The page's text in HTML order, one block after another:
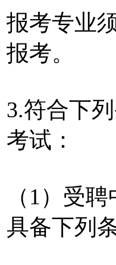
报考专业
报考。
3.符合下
考试：
（1）受
具备下列